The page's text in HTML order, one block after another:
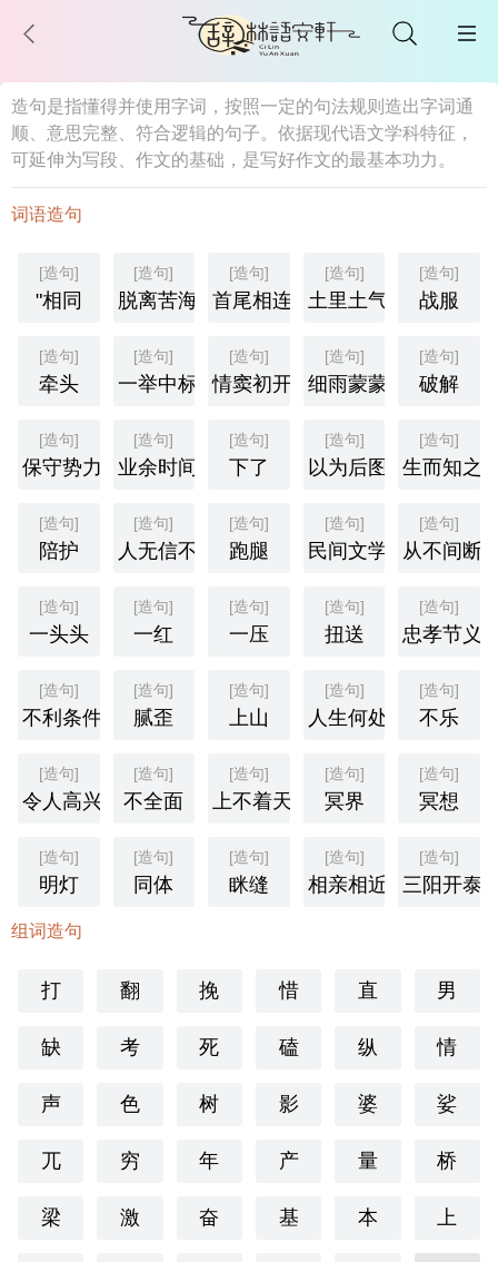
造句是指懂得并使用字词，按照一定的句法规则造出字词通
顺、意思完整、符合逻辑的句子。依据现代语文学科特征，
可延伸为写段、作文的基础，是写好作文的最基本功力。
词语造句
[造句]
"相同
[造句]
脱离苦海
[造句]
首尾相连
[造句]
土里土气
[造句]
战服
[造句]
牵头
[造句]
一举中标
[造句]
情窦初开
[造句]
细雨蒙蒙
[造句]
破解
[造句]
保守势力
[造句]
业余时间
[造句]
下了
[造句]
以为后图
[造句]
生而知之
[造句]
陪护
[造句]
人无信不立
[造句]
跑腿
[造句]
民间文学
[造句]
从不间断
[造句]
一头头
[造句]
一红
[造句]
一压
[造句]
扭送
[造句]
忠孝节义
[造句]
不利条件
[造句]
腻歪
[造句]
上山
[造句]
人生何处不相逢
[造句]
不乐
[造句]
令人高兴
[造句]
不全面
[造句]
上不着天
[造句]
冥界
[造句]
冥想
[造句]
明灯
[造句]
同体
[造句]
眯缝
[造句]
相亲相近
[造句]
三阳开泰
组词造句
打 翻 挽 惜 直 男
缺 考 死 磕 纵 情
声 色 树 影 婆 娑
兀 穷 年 产 量 桥
梁 激 奋 基 本 上